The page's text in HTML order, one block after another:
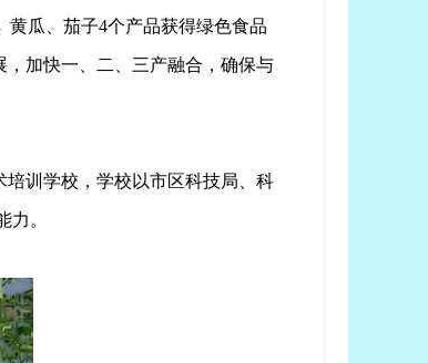
瓜、茄子4个产品获得绿色食品
加快一、二、三产融合，确保与
训学校，学校以市区科技局、科
。